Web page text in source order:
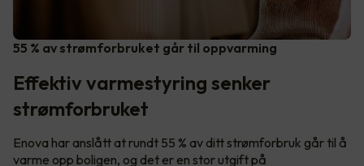
55 % av strømforbruket går til oppvarming
Effektiv varmestyring senker
strømforbruket
Enova har anslått at rundt 55 % av ditt strømforbruk går til å
varme opp boligen, og det er en stor utgift på